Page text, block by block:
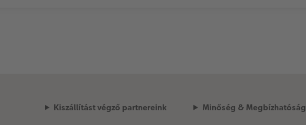
Kiszállítást végző partnereink Minőség & Megbízhatóság